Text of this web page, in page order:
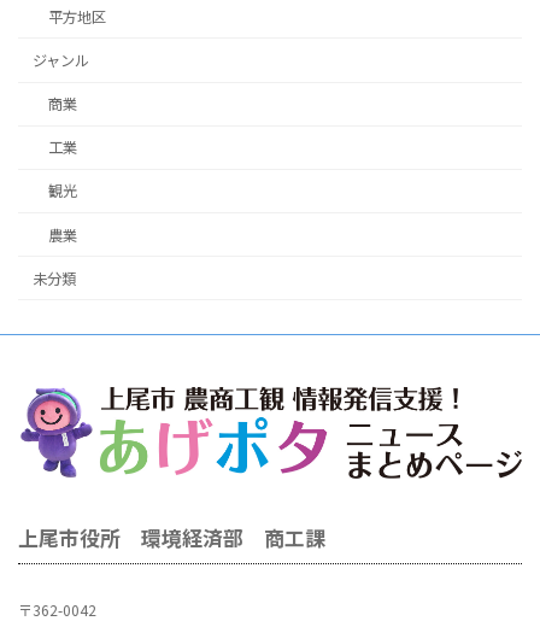
平方地区
ジャンル
商業
工業
観光
農業
未分類
上尾市役所 環境経済部 商工課
〒362-0042